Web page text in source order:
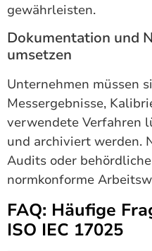
gewährleisten.
Dokumentation und
umsetzen
Unternehmen müssen
Messergebnisse,
verwendete Verfahren
und archiviert werden.
Audits oder
normkonforme
FAQ: Häufige
ISO IEC 17025